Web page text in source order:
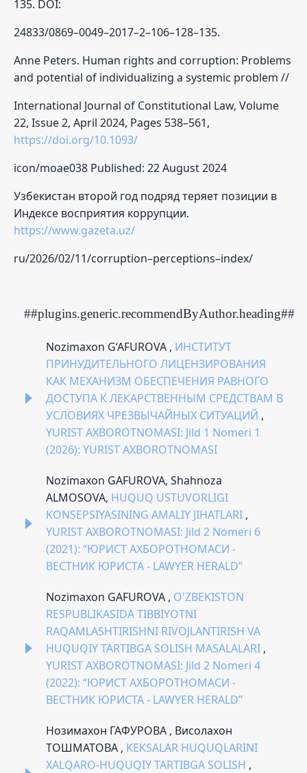
135. DOI:
24833/0869–0049–2017–2–106–128–135.
Anne Peters. Human rights and corruption: Problems
and potential of individualizing a systemic problem //
International Journal of Constitutional Law, Volume
22, Issue 2, April 2024, Pages 538–561,
https://doi.org/10.1093/
icon/moae038 Published: 22 August 2024
Узбекистан второй год подряд теряет позиции в
Индексе восприятия коррупции.
https://www.gazeta.uz/
ru/2026/02/11/corruption–perceptions–index/
##plugins.generic.recommendByAuthor.heading##
Nozimaxon G‘AFUROVA , ИНСТИТУТ
ПРИНУДИТЕЛЬНОГО ЛИЦЕНЗИРОВАНИЯ
КАК МЕХАНИЗМ ОБЕСПЕЧЕНИЯ РАВНОГО
ДОСТУПА К ЛЕКАРСТВЕННЫМ СРЕДСТВАМ В
УСЛОВИЯХ ЧРЕЗВЫЧАЙНЫХ СИТУАЦИЙ ,
YURIST AXBOROTNOMASI: Jild 1 Nomeri 1
(2026): YURIST AXBOROTNOMASI
Nozimaxon GAFUROVA, Shahnoza
ALMOSOVA, HUQUQ USTUVORLIGI
KONSEPSIYASINING AMALIY JIHATLARI ,
YURIST AXBOROTNOMASI: Jild 2 Nomeri 6
(2021): “ЮРИСТ АХБОРОТНОМАСИ -
ВЕСТНИК ЮРИСТА - LAWYER HERALD”
Nozimaxon GAFUROVA , O'ZBEKISTON
RESPUBLIKASIDA TIBBIYOTNI
RAQAMLASHTIRISHNI RIVOJLANTIRISH VA
HUQUQIY TARTIBGA SOLISH MASALALARI ,
YURIST AXBOROTNOMASI: Jild 2 Nomeri 4
(2022): “ЮРИСТ АХБОРОТНОМАСИ -
ВЕСТНИК ЮРИСТА - LAWYER HERALD”
Нозимахон ГАФУРОВА , Висолахон
ТОШМАТОВА , KEKSALAR HUQUQLARINI
XALQARO-HUQUQIY TARTIBGA SOLISH ,